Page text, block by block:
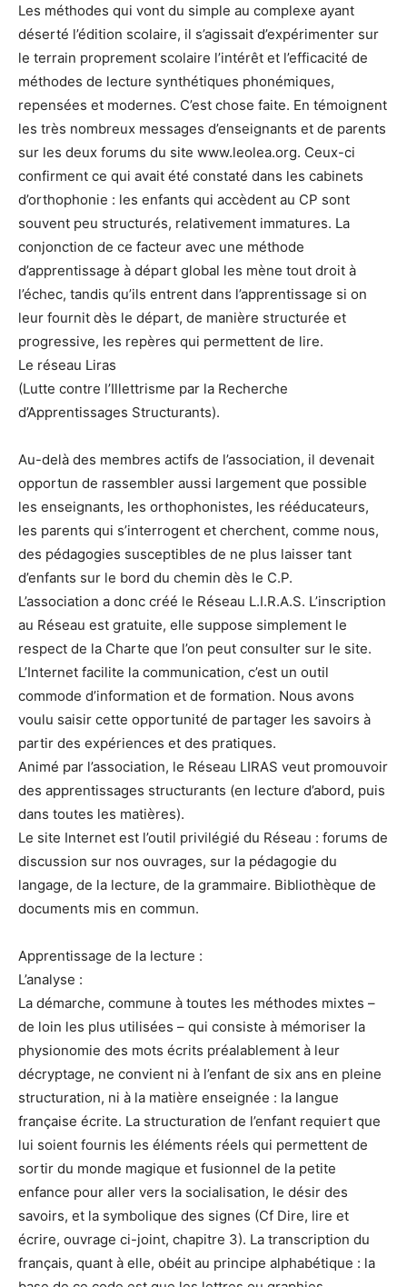
Les méthodes qui vont du simple au complexe ayant
déserté l’édition scolaire, il s’agissait d’expérimenter sur
le terrain proprement scolaire l’intérêt et l’efficacité de
méthodes de lecture synthétiques phonémiques,
repensées et modernes. C’est chose faite. En témoignent
les très nombreux messages d’enseignants et de parents
sur les deux forums du site www.leolea.org. Ceux-ci
confirment ce qui avait été constaté dans les cabinets
d’orthophonie : les enfants qui accèdent au CP sont
souvent peu structurés, relativement immatures. La
conjonction de ce facteur avec une méthode
d’apprentissage à départ global les mène tout droit à
l’échec, tandis qu’ils entrent dans l’apprentissage si on
leur fournit dès le départ, de manière structurée et
progressive, les repères qui permettent de lire.
Le réseau Liras
(Lutte contre l’Illettrisme par la Recherche
d’Apprentissages Structurants).
Au-delà des membres actifs de l’association, il devenait
opportun de rassembler aussi largement que possible
les enseignants, les orthophonistes, les rééducateurs,
les parents qui s’interrogent et cherchent, comme nous,
des pédagogies susceptibles de ne plus laisser tant
d’enfants sur le bord du chemin dès le C.P.
L’association a donc créé le Réseau L.I.R.A.S. L’inscription
au Réseau est gratuite, elle suppose simplement le
respect de la Charte que l’on peut consulter sur le site.
L’Internet facilite la communication, c’est un outil
commode d’information et de formation. Nous avons
voulu saisir cette opportunité de partager les savoirs à
partir des expériences et des pratiques.
Animé par l’association, le Réseau LIRAS veut promouvoir
des apprentissages structurants (en lecture d’abord, puis
dans toutes les matières).
Le site Internet est l’outil privilégié du Réseau : forums de
discussion sur nos ouvrages, sur la pédagogie du
langage, de la lecture, de la grammaire. Bibliothèque de
documents mis en commun.
Apprentissage de la lecture :
L’analyse :
La démarche, commune à toutes les méthodes mixtes –
de loin les plus utilisées – qui consiste à mémoriser la
physionomie des mots écrits préalablement à leur
décryptage, ne convient ni à l’enfant de six ans en pleine
structuration, ni à la matière enseignée : la langue
française écrite. La structuration de l’enfant requiert que
lui soient fournis les éléments réels qui permettent de
sortir du monde magique et fusionnel de la petite
enfance pour aller vers la socialisation, le désir des
savoirs, et la symbolique des signes (Cf Dire, lire et
écrire, ouvrage ci-joint, chapitre 3). La transcription du
français, quant à elle, obéit au principe alphabétique : la